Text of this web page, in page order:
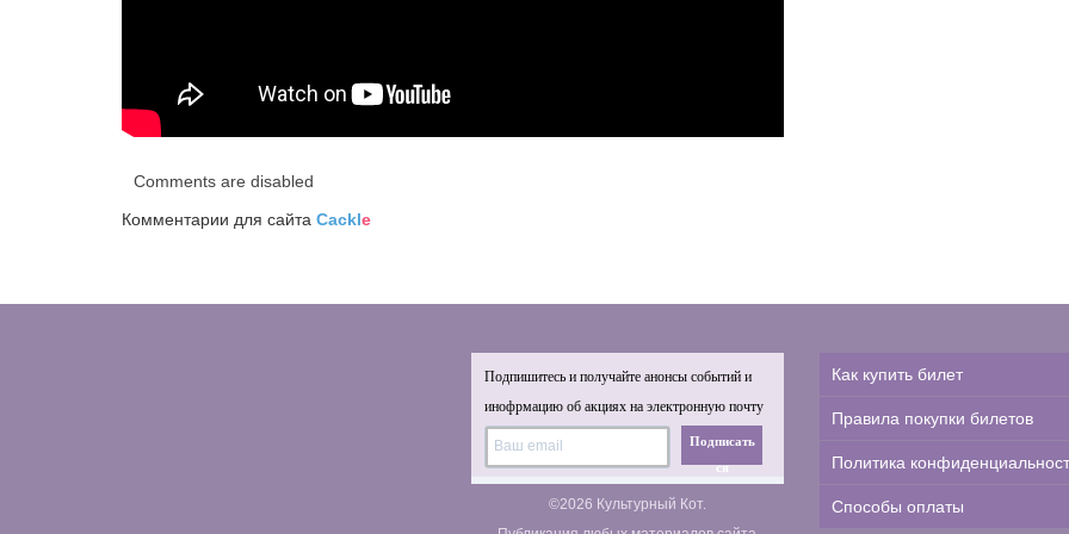
Comments are disabled
Комментарии для сайта Cackle
Подпишитесь и получайте анонсы событий и
инофрмацию об акциях на электронную почту
Подписать
ся
©2026 Культурный Кот.
Как купить билет
Правила покупки билетов
Политика
Способы оплаты